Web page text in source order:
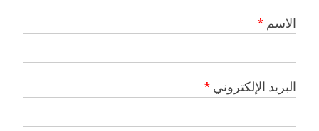
الاسم *
البريد الإلكتروني *